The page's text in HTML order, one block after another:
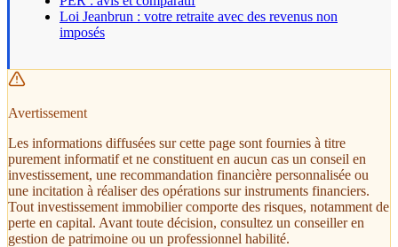
Loi Jeanbrun : votre retraite avec des revenus non
imposés
Avertissement
Les informations diffusées sur cette page sont fournies à titre
purement informatif et ne constituent en aucun cas un conseil en
investissement, une recommandation financière personnalisée ou
une incitation à réaliser des opérations sur instruments financiers.
Tout investissement immobilier comporte des risques, notamment de
perte en capital. Avant toute décision, consultez un conseiller en
gestion de patrimoine ou un professionnel habilité.